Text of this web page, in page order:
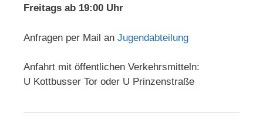
Freitags ab 19:00 Uhr
Anfragen per Mail an Jugendabteilung
Anfahrt mit öffentlichen Verkehrsmitteln:
U Kottbusser Tor oder U Prinzenstraße